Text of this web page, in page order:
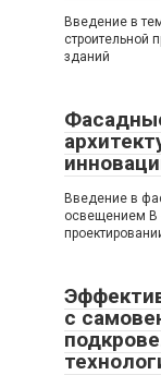
Введение в
строительной
зданий
Введение в
освещением В
с